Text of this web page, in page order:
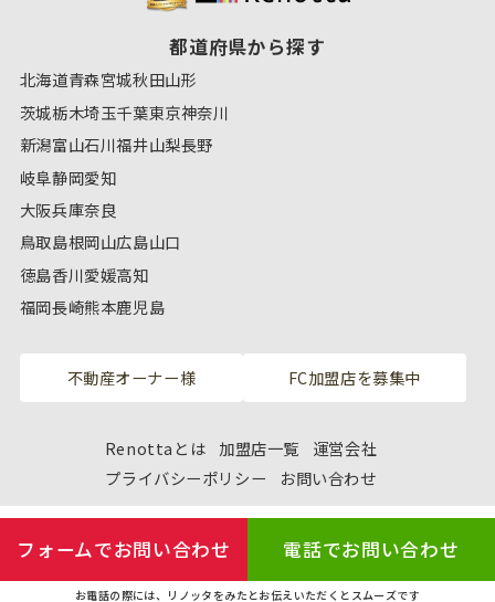
フォームでお問い合わせ 電話でお問い合わせ
お電話の際には、リノッタをみたとお伝えいただくとスムーズです
都道府県から探す
北海道青森宮城秋田山形
茨城栃木埼玉千葉東京神奈川
新潟富山石川福井山梨長野
岐阜静岡愛知
大阪兵庫奈良
鳥取島根岡山広島山口
徳島香川愛媛高知
福岡長崎熊本鹿児島
不動産オーナー様 FC加盟店を募集中
Renottaとは 加盟店一覧
運営会社
プライバシーポリシー
お問い合わせ